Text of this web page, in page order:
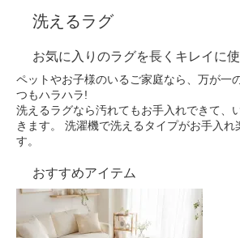
洗えるラグ
お気に入りのラグを長くキレイに
ペットやお子様のいるご家庭なら、万が一
つもハラハラ!
洗えるラグなら汚れてもお手入れできて、
きます。
洗濯機で洗えるタイプがお手入れ
す。
おすすめアイテム